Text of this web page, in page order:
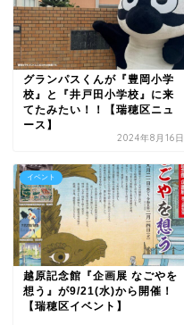
グランパスくんが『豊岡小学
校』と『井戸田小学校』に来
てたみたい！！【瑞穂区ニュ
ース】
2024年8月16日
イベント
越原記念館『企画展 なごやを
想う』が9/21(水)から開催！
【瑞穂区イベント】